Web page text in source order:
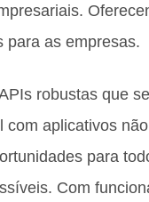
para as empresas.
robustas que
com aplicativos
para
Com